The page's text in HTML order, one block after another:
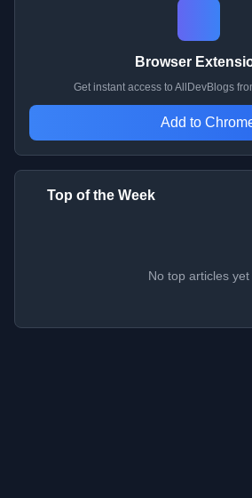
Browser
Get instant access to AllDevBlogs
Add to
Top of the Week
No top articles yet